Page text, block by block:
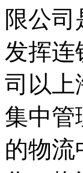
限公
发挥连
司以上
集中管
的物流